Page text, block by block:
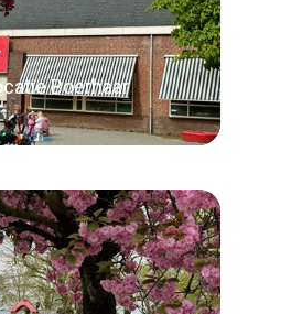
Boerhaar
Lees verder